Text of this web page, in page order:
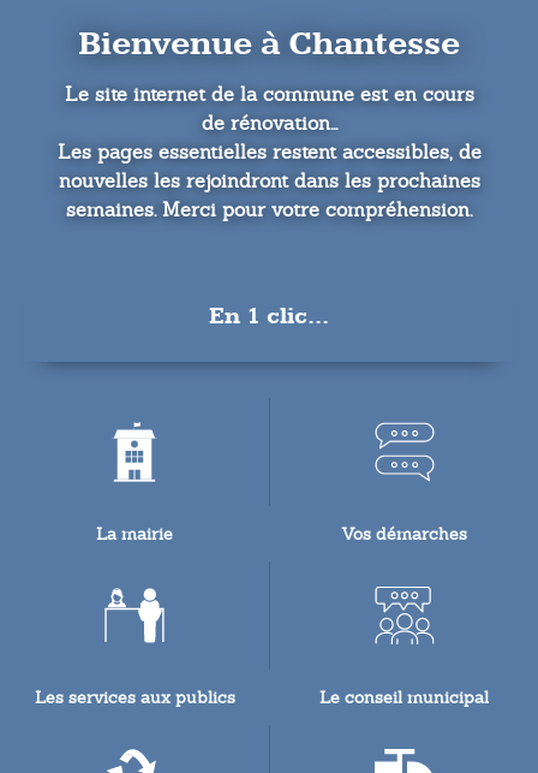
Bienvenue à Chantesse
Le site internet de la commune est en cours
de rénovation...
Les pages essentielles restent accessibles, de
nouvelles les rejoindront dans les prochaines
semaines. Merci pour votre compréhension.
En 1 clic...
La mairie Vos démarches
Les services aux publics Le conseil municipal